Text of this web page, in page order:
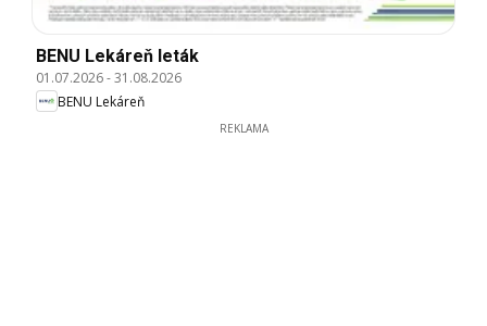
BENU Lekáreň leták
01.07.2026-31.08.2026
BENU Lekáreň
REKLAMA